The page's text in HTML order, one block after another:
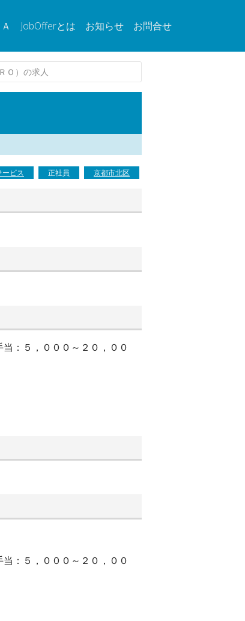
JobOfferとは お知らせ お問合せ
Ｏ）の求人
ービス 正社員 京都市北区
：５，０００～２０，００
：５，０００～２０，００